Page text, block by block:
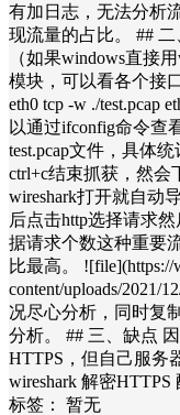
有加日志，无法分析
现流量的占比。 ##
（如果windows直接
模块，可以看各个接
eth0 tcp -w ./test.pcap
以通过ifconfig命令查
test.pcap文件，具体
ctrl+c结束抓获，然会
wireshark打开就自动
后点击http选择请求
据请求个数这种重要
比最高。 ![file](https://
content/uploads/2021/
况尽心分析，同时复
分析。 ## 三、缺点
HTTPS，但自己服务
wireshark 解密HTTPS
标签：
暂无